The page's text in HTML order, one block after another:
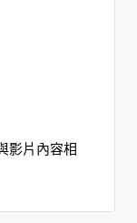
影片內容相